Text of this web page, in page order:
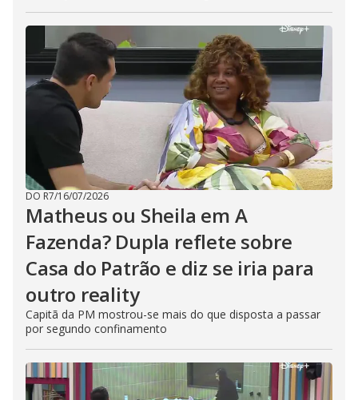
DO R7/16/07/2026
Matheus ou Sheila em A
Fazenda? Dupla reflete sobre
Casa do Patrão e diz se iria para
outro reality
Capitã da PM mostrou-se mais do que disposta a passar
por segundo confinamento